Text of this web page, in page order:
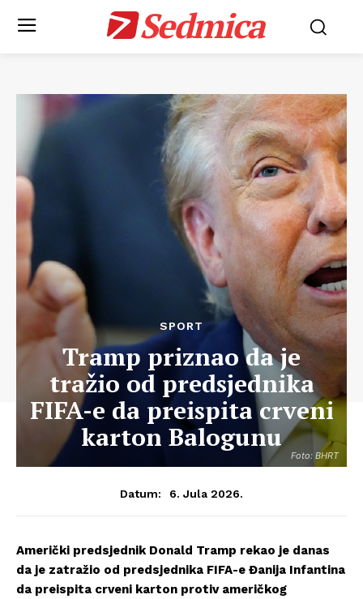
Sedmica
Foto: BHRT
SPORT
Tramp priznao da je
tražio od predsjednika
FIFA-e da preispita crveni
karton Balogunu
Datum: 6. Jula 2026.
Američki predsjednik Donald Tramp rekao je danas
da je zatražio od predsjednika FIFA-e Đanija Infantina
da preispita crveni karton protiv američkog